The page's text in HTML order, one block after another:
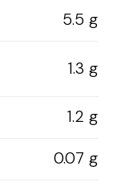
5.5 g
1.3 g
1.2 g
0.07 g